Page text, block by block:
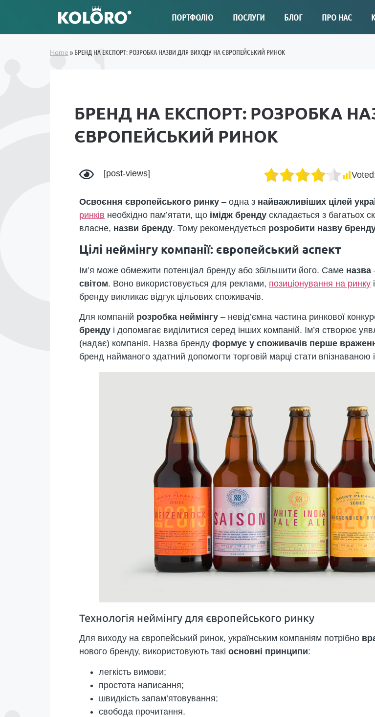
ПОРТФОЛІО ПОСЛУГИ БЛОГ ПРО НАС
Home » БРЕНД НА ЕКСПОРТ: РОЗРОБКА НАЗВИ ДЛЯ ВИХОДУ НА ЄВРОПЕЙСЬКИЙ РИНОК
БРЕНД НА ЕКСПОРТ: РОЗРОБКА
ЄВРОПЕЙСЬКИЙ РИНОК
[post-views]
Освоєння європейського ринку – одна з найважливіших цілей
ринків необхідно пам’ятати, що імідж бренду складається з багатьох
власне, назви бренду. Тому рекомендується розробити назву
Цілі неймінгу компанії: європейський аспект
Ім’я може обмежити потенціал бренду або збільшити його. Саме назва
світом. Воно використовується для реклами, позиціонування на ринку
бренду викликає відгук цільових споживачів.
Для компаній розробка неймінгу – невід’ємна частина ринкової
бренду і допомагає виділитися серед інших компаній. Ім’я створює
(надає) компанія. Назва бренду формує у споживачів перше
бренд найманого здатний допомогти торговій марці стати впізнаваною
Технологія неймінгу для європейського ринку
Для виходу на європейський ринок, українським компаніям потрібно
нового бренду, використовують такі основні принципи:
легкість вимови;
простота написання;
швидкість запам’ятовування;
свобода прочитання.